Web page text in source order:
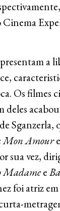
a
Os filmes
deles
Sganzerla,
Mon Amour
sua vez,
Madamee
foi atriz